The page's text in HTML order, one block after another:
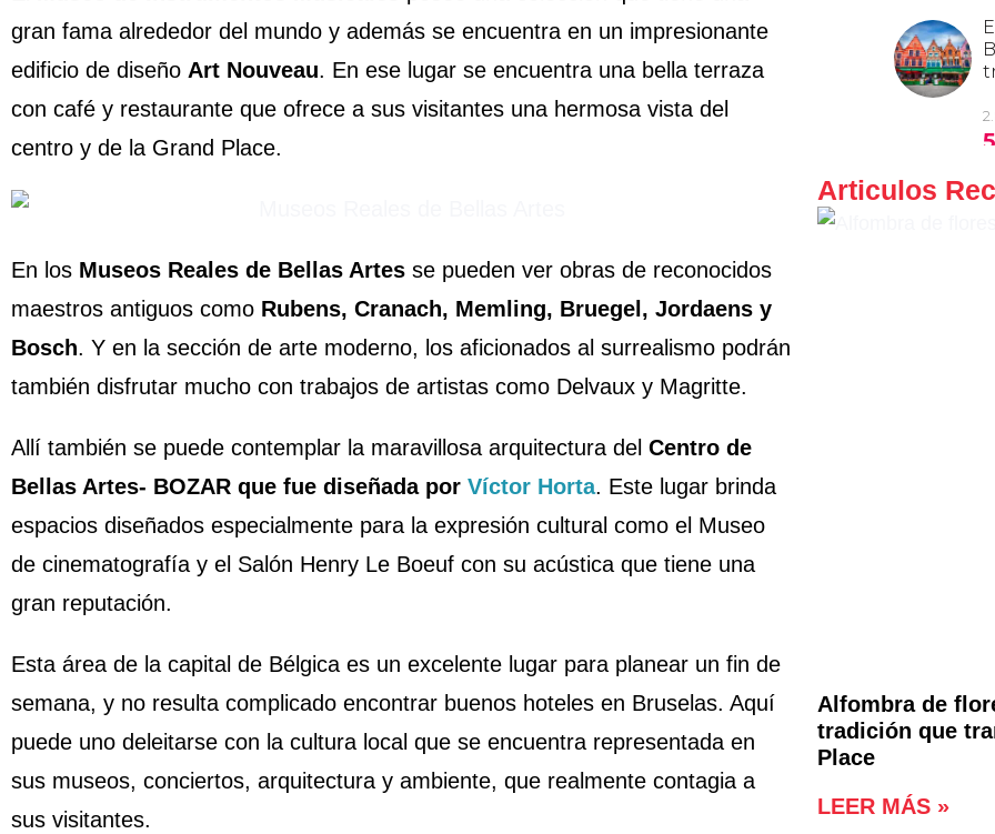
gran fama alrededor del mundo y además se encuentra en un impresionante
edificio de diseño Art Nouveau. En ese lugar se encuentra una bella terraza
con café y restaurante que ofrece a sus visitantes una hermosa vista del
centro y de la Grand Place.
En los Museos Reales de Bellas Artes se pueden ver obras de reconocidos
maestros antiguos como Rubens, Cranach, Memling, Bruegel, Jordaens y
Bosch. Y en la sección de arte moderno, los aficionados al surrealismo podrán
también disfrutar mucho con trabajos de artistas como Delvaux y Magritte.
Allí también se puede contemplar la maravillosa arquitectura del Centro de
Bellas Artes- BOZAR que fue diseñada por Víctor Horta. Este lugar brinda
espacios diseñados especialmente para la expresión cultural como el Museo
de cinematografía y el Salón Henry Le Boeuf con su acústica que tiene una
gran reputación.
Esta área de la capital de Bélgica es un excelente lugar para planear un fin de
semana, y no resulta complicado encontrar buenos hoteles en Bruselas. Aquí
puede uno deleitarse con la cultura local que se encuentra representada en
sus museos, conciertos, arquitectura y ambiente, que realmente contagia a
sus visitantes.
Articulos
Alfombra de
tradición que
Place
LEER MÁS »